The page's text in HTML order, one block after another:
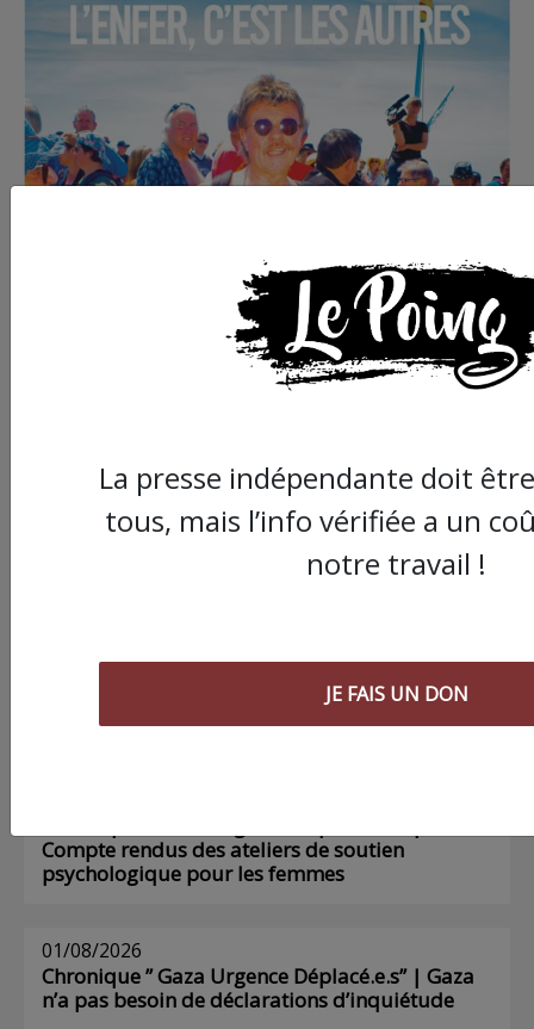
Commander le dernier numéro papier du
AGORA
Compte rendus des ateliers de soutien
psychologique pour les femmes
01/08/2026
Chronique ” Gaza Urgence Déplacé.e.s” | Gaza
n’a pas besoin de déclarations d’inquiétude
La presse indépendante doit
tous, mais l’info vérifiée a un
notre travail !
JE FAIS UN DON